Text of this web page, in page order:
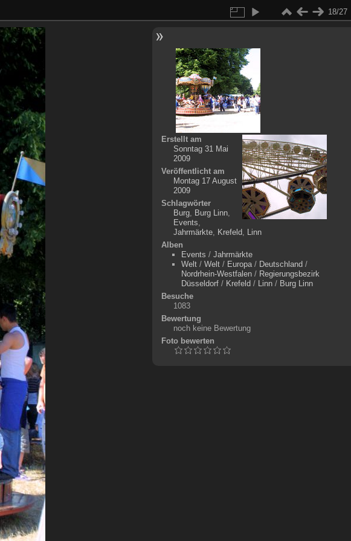
18/27
Erstellt am
Sonntag 31 Mai
2009
Veröffentlicht am
Montag 17 August
2009
Schlagwörter
Burg, Burg Linn,
Events,
Jahrmärkte, Krefeld, Linn
Alben
Events / Jahrmärkte
Welt/ Welt/ Europa/ Deutschland /
Nordrhein-Westfalen/ Regierungsbezirk
Düsseldorf/ Krefeld / Linn/ Burg Linn
Besuche
1083
Bewertung
noch keine Bewertung
Foto bewerten